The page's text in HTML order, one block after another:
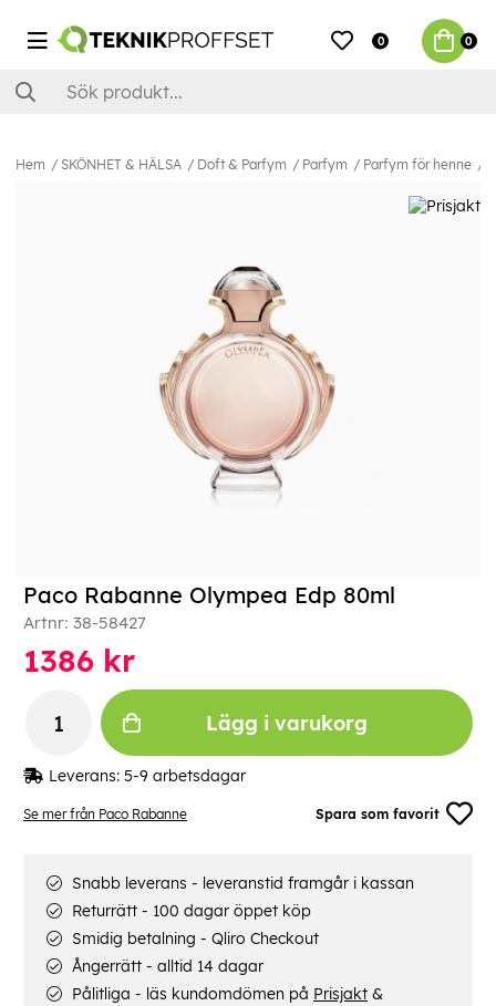
0 0
Hem SKÖNHET & HÄLSA Doft & Parfym Parfym Parfym för henne
Se mer från Paco Rabanne Spara som favorit
Paco Rabanne Olympea Edp 80ml
Artnr: 38-58427
1386 kr
Lägg i varukorg
Leverans: 5-9 arbetsdagar
Snabb leverans - leveranstid framgår i kassan
Returrätt - 100 dagar öppet köp
Smidig betalning - Qliro Checkout
Ångerrätt - alltid 14 dagar
Pålitliga - läs kundomdömen på Prisjakt &